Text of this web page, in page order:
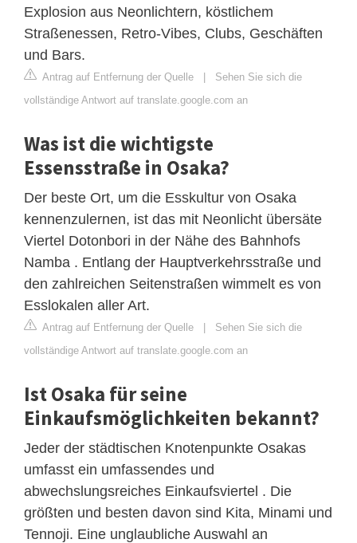
Explosion aus Neonlichtern, köstlichem
Straßenessen, Retro-Vibes, Clubs, Geschäften
und Bars.
Antrag auf Entfernung der Quelle | Sehen Sie sich die
vollständige Antwort auf translate.google.com an
Was ist die wichtigste
Essensstraße in Osaka?
Der beste Ort, um die Esskultur von Osaka
kennenzulernen, ist das mit Neonlicht übersäte
Viertel Dotonbori in der Nähe des Bahnhofs
Namba . Entlang der Hauptverkehrsstraße und
den zahlreichen Seitenstraßen wimmelt es von
Esslokalen aller Art.
Antrag auf Entfernung der Quelle | Sehen Sie sich die
vollständige Antwort auf translate.google.com an
Ist Osaka für seine
Einkaufsmöglichkeiten bekannt?
Jeder der städtischen Knotenpunkte Osakas
umfasst ein umfassendes und
abwechslungsreiches Einkaufsviertel . Die
größten und besten davon sind Kita, Minami und
Tennoji. Eine unglaubliche Auswahl an